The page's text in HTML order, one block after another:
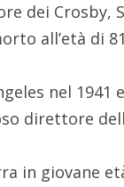
dei Crosby,
all’età di
nel
direttore
in giovane